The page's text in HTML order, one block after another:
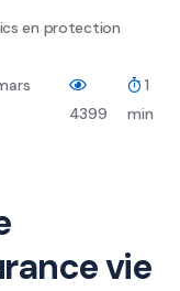
en protection
4399
1
min
vie